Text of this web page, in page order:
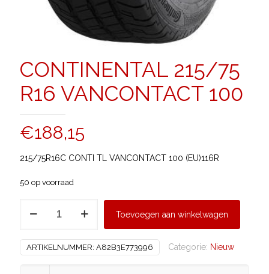
CONTINENTAL 215/75
R16 VANCONTACT 100
€188,15
215/75R16C CONTI TL VANCONTACT 100 (EU)116R
50 op voorraad
VANCONTACT
Toevoegen aan winkelwagen
ARTIKELNUMMER: A82B3E773996 Categorie: Nieuw